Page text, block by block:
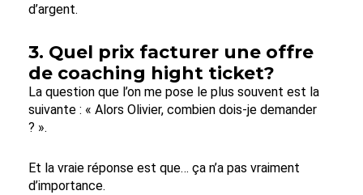
d’argent.
3. Quel prix facturer une offre
de coaching hight ticket?
La question que l’on me pose le plus souvent est la
suivante : « Alors Olivier, combien dois-je demander
? ».
Et la vraie réponse est que… ça n’a pas vraiment
d’importance.